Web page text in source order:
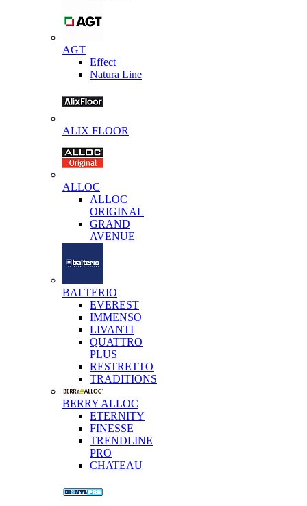
AGT
Effect
Natura Line
ALIX FLOOR
ALLOC
ALLOC
ORIGINAL
GRAND
AVENUE
BALTERIO
EVEREST
IMMENSO
LIVANTI
QUATTRO
PLUS
RESTRETTO
TRADITIONS
BERRY ALLOC
ETERNITY
FINESSE
TRENDLINE
PRO
CHATEAU